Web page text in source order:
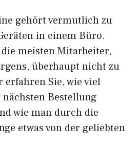
gehört vermutlich zu
in einem Büro.
meisten Mitarbeiter,
überhaupt nicht zu
erfahren Sie, wie viel
nächsten Bestellung
wie man durch die
etwas von der geliebten